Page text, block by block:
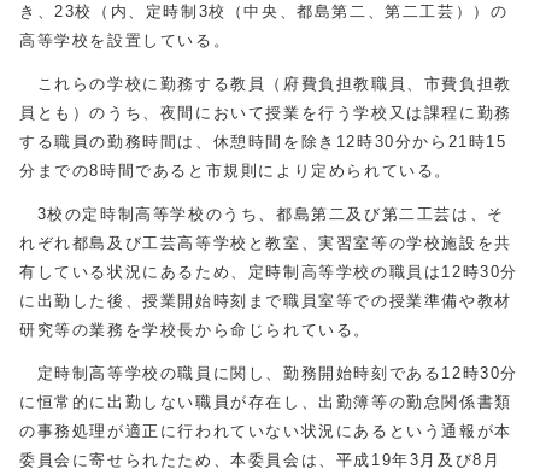
き、23校（内、定時制3校（中央、都島第二、第二工芸））の
高等学校を設置している。
これらの学校に勤務する教員（府費負担教職員、市費負担教
員とも）のうち、夜間において授業を行う学校又は課程に勤務
する職員の勤務時間は、休憩時間を除き12時30分から21時15
分までの8時間であると市規則により定められている。
3校の定時制高等学校のうち、都島第二及び第二工芸は、そ
れぞれ都島及び工芸高等学校と教室、実習室等の学校施設を共
有している状況にあるため、定時制高等学校の職員は12時30分
に出勤した後、授業開始時刻まで職員室等での授業準備や教材
研究等の業務を学校長から命じられている。
定時制高等学校の職員に関し、勤務開始時刻である12時30分
に恒常的に出勤しない職員が存在し、出勤簿等の勤怠関係書類
の事務処理が適正に行われていない状況にあるという通報が本
委員会に寄せられたため、本委員会は、平成19年3月及び8月